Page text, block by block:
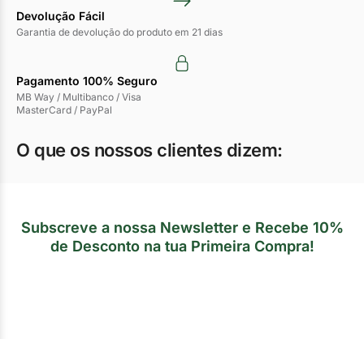
Devolução Fácil
Garantia de devolução do produto em 21 dias
Pagamento 100% Seguro
MB Way / Multibanco / Visa
MasterCard / PayPal
O que os nossos clientes dizem:
Subscreve a nossa Newsletter e Recebe 10%
de Desconto na tua Primeira Compra!